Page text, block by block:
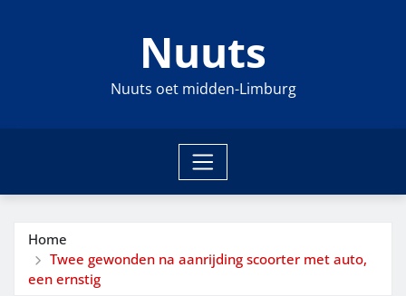
Nuuts
Nuuts oet midden-Limburg
Home
Twee gewonden na aanrijding scoorter met auto,
een ernstig